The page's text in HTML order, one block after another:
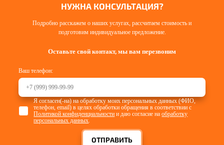
НУЖНА КОНСУЛЬТАЦИЯ?
Подробно расскажем о наших услугах, рассчитаем стоимость и
подготовим индивидуальное предложение.
Оставьте свой контакт, мы вам перезвоним
Ваш телефон:
ОТПРАВИТЬ
Я согласен(-на) на обработку моих персональных данных (ФИО,
телефон, email) в целях обработки обращения в соответствии с
Политикой конфиденциальности и даю согласие наобработку
персональных данных.